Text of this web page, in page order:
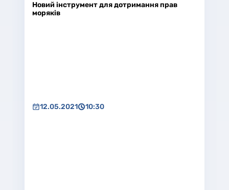
Новий інструмент для дотримання прав
моряків
12.05.2021 10:30